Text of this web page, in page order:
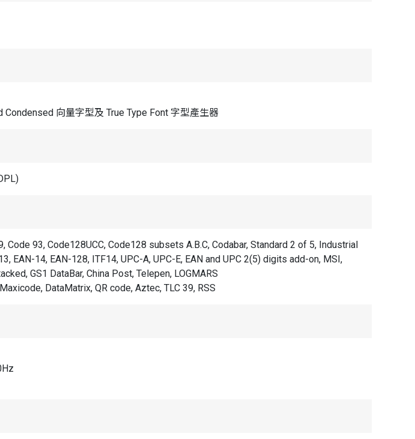
Condensed 向量字型及 True Type Font 字型產生器
Code 93, Code128UCC, Code128 subsets A.B.C, Codabar, Standard 2 of 5, Industrial
EAN-14, EAN-128, ITF14, UPC-A, UPC-E, EAN and UPC 2(5) digits add-on, MSI,
GS1 DataBar, China Post, Telepen, LOGMARS
DataMatrix, QR code, Aztec, TLC 39, RSS